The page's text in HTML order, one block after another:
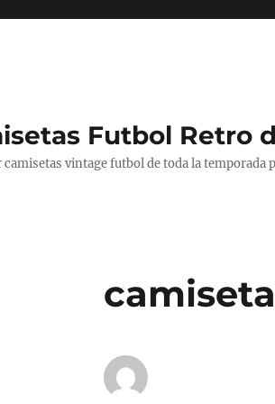
Futbol Retro
vintage futbol de toda la temporada